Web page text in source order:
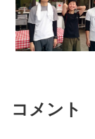
コメント